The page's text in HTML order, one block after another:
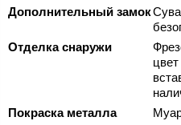
Дополнительный замок
Отделка снаружи
Покраска металла